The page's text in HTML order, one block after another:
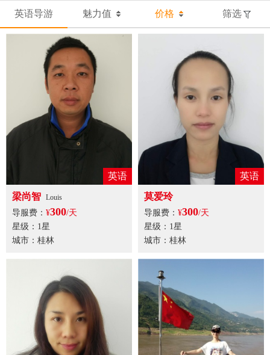
英语导游 魅力值 价格 筛选
英语
梁尚智 Louis
导服费： ¥300/天
星级：1星
城市：桂林
英语
莫爱玲
导服费： ¥300/天
星级：1星
城市：桂林